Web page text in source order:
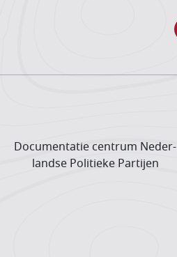
Documentatie centrum Neder­
landse Politieke Partijen